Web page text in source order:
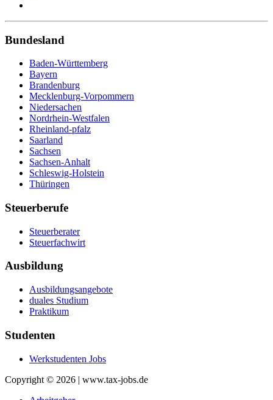
Bundesland
Baden-Württemberg
Bayern
Brandenburg
Mecklenburg-Vorpommern
Niedersachen
Nordrhein-Westfalen
Rheinland-pfalz
Saarland
Sachsen
Sachsen-Anhalt
Schleswig-Holstein
Thüringen
Steuerberufe
Steuerberater
Steuerfachwirt
Ausbildung
Ausbildungsangebote
duales Studium
Praktikum
Studenten
Werkstudenten Jobs
Copyright © 2026 | www.tax-jobs.de